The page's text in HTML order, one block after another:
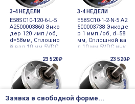
3-4 НЕДЕЛИ
E58SC10-120-6-L-5
A2500003860 Энко
дер 120 имп./об,
d=58мм, Сплошно
й вал 10 мм 5VDC
3-4 НЕДЕЛИ
E58SC10-1-2-N-5 A2
500003738 Энкоде
р 1 имп./об, d=58
мм, Сплошной ва
л 10 мм 5VDC инк
23 520₽ 23 520₽
Заявка в свободной форме...